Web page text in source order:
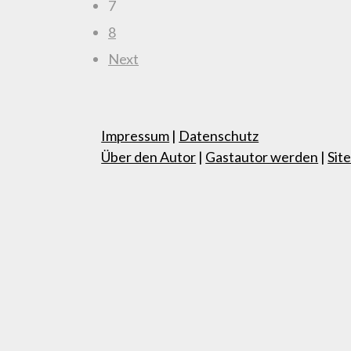
7
8
Next
Impressum | Datenschutz
Über den Autor | Gastautor werden |